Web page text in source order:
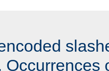
Occurrences